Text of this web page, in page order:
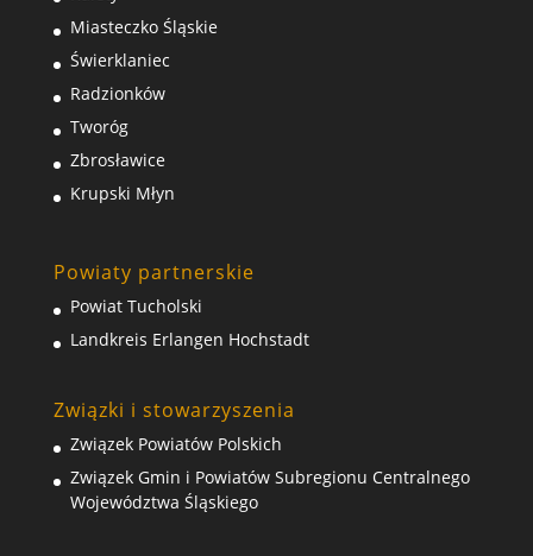
Miasteczko Śląskie
Świerklaniec
Radzionków
Tworóg
Zbrosławice
Krupski Młyn
Powiaty partnerskie
Powiat Tucholski
Landkreis Erlangen Hochstadt
Związki i stowarzyszenia
Związek Powiatów Polskich
Związek Gmin i Powiatów Subregionu Centralnego
Województwa Śląskiego